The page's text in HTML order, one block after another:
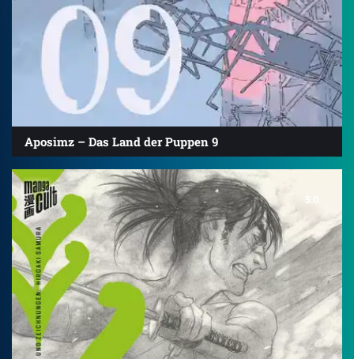
Aposimz – Das Land der Puppen 9
5.0